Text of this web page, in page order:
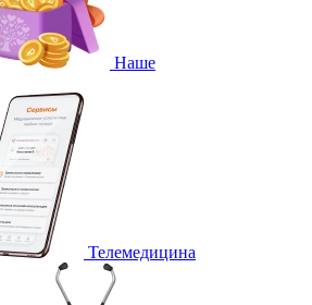
Наше
Телемедицина